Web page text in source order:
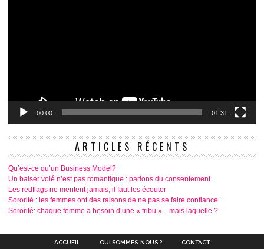
00:00 01:31
ARTICLES RÉCENTS
Qu’est-ce qu’un Business Model?
Un baiser volé n’est pas romantique : parlons du consentement
Les redflags ne mentent jamais, il faut les écouter
Sororité : les femmes ont des raisons de ne pas se faire confiance
Sororité: chaque femme a besoin d’une « tribu »…mais laquelle ?
ACCUEIL QUI SOMMES-NOUS ? CONTACT